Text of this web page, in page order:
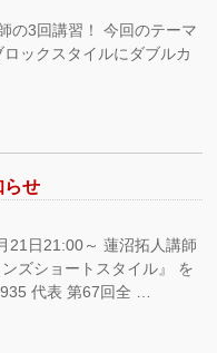
の3回講習！ 今回のテーマ
ックスタイルにダブルカ
らせ
21日21:00～ 蓮沼拓人講師
ズショートスタイル』 を
代表 第67回全 …